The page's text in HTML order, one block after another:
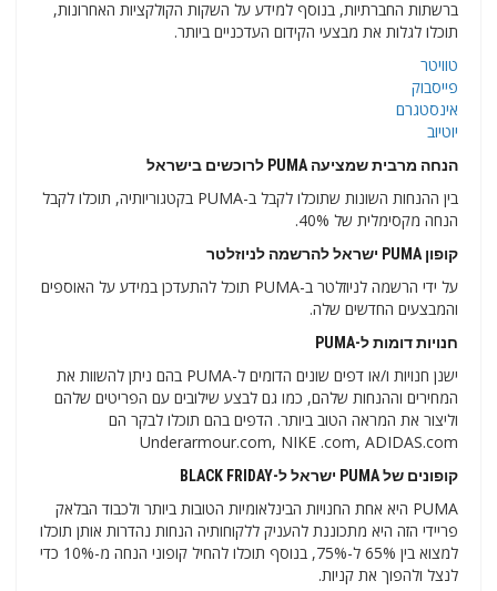
ברשתות החברתיות, בנוסף למידע על השקות הקולקציות האחרונות,
תוכלו לגלות את מבצעי הקידום העדכניים ביותר.
טוויטר
פייסבוק
אינסטגרם
יוטיוב
הנחה מרבית שמציעה PUMA לרוכשים בישראל
בין ההנחות השונות שתוכלו לקבל ב-PUMA בקטגוריותיה, תוכלו לקבל
הנחה מקסימלית של 40%.
קופון PUMA ישראל להרשמה לניוזלטר
על ידי הרשמה לניוזלטר ב-PUMA תוכל להתעדכן במידע על האוספים
והמבצעים החדשים שלה.
חנויות דומות ל-PUMA
ישנן חנויות ו/או דפים שונים הדומים ל-PUMA בהם ניתן להשוות את
המחירים וההנחות שלהם, כמו גם לבצע שילובים עם הפריטים שלהם
וליצור את המראה הטוב ביותר. הדפים בהם תוכלו לבקר הם
Underarmour.com, NIKE .com, ADIDAS.com
קופונים של PUMA ישראל ל-BLACK FRIDAY
PUMA היא אחת החנויות הבינלאומיות הטובות ביותר ולכבוד הבלאק
פריידי הזה היא מתכוננת להעניק ללקוחותיה הנחות נהדרות אותן תוכלו
למצוא בין 65% ל-75%, בנוסף תוכלו להחיל קופוני הנחה מ-10% כדי
לנצל ולהפוך את קניות.